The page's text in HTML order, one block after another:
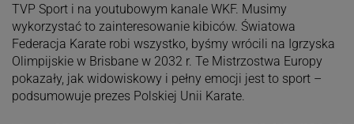
TVP Sport i na youtubowym kanale WKF. Musimy
wykorzystać to zainteresowanie kibiców. Światowa
Federacja Karate robi wszystko, byśmy wrócili na Igrzyska
Olimpijskie w Brisbane w 2032 r. Te Mistrzostwa Europy
pokazały, jak widowiskowy i pełny emocji jest to sport –
podsumowuje prezes Polskiej Unii Karate.